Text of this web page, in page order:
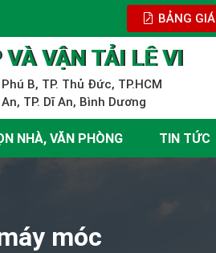
BẢNG GIÁ
VÀ VẬN TẢI LÊ VI
B, TP. Thủ Đức, TP.HCM
TP. Dĩ An, Bình Dương
NHÀ, VĂN PHÒNG TIN TỨC
móc